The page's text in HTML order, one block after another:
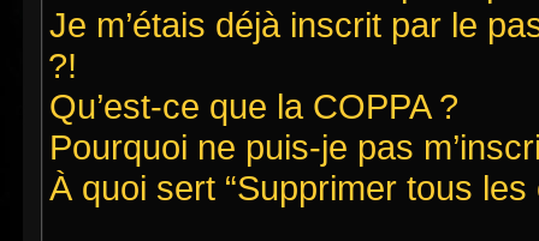
Je m’étais déjà inscrit par le
?!
Qu’est-ce que la COPPA ?
Pourquoi ne puis-je pas
À quoi sert “Supprimer tous